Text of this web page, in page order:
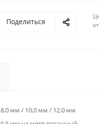
Поделиться
8,0 мм / 10,0 мм / 12,0 мм